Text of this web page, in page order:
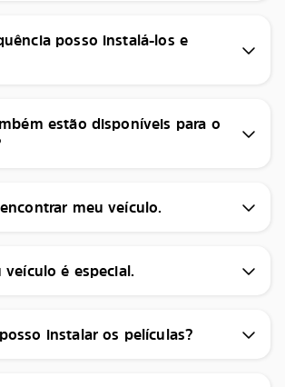
posso instalá-los e
estão disponíveis para o
meu veículo.
veículo é especial.
instalar os películas?